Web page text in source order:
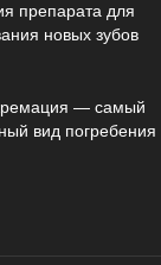
препарата для
новых зубов
— самый
вид погребения